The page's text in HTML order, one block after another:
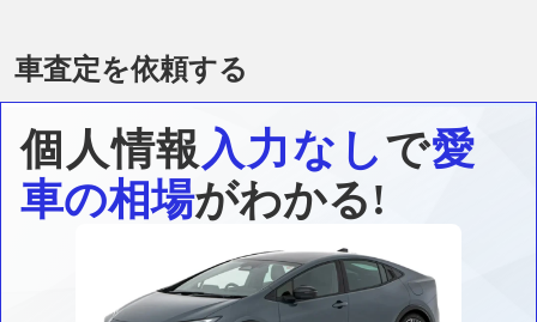
車査定を依頼する
個人情報入力なしで愛
車の相場がわかる!